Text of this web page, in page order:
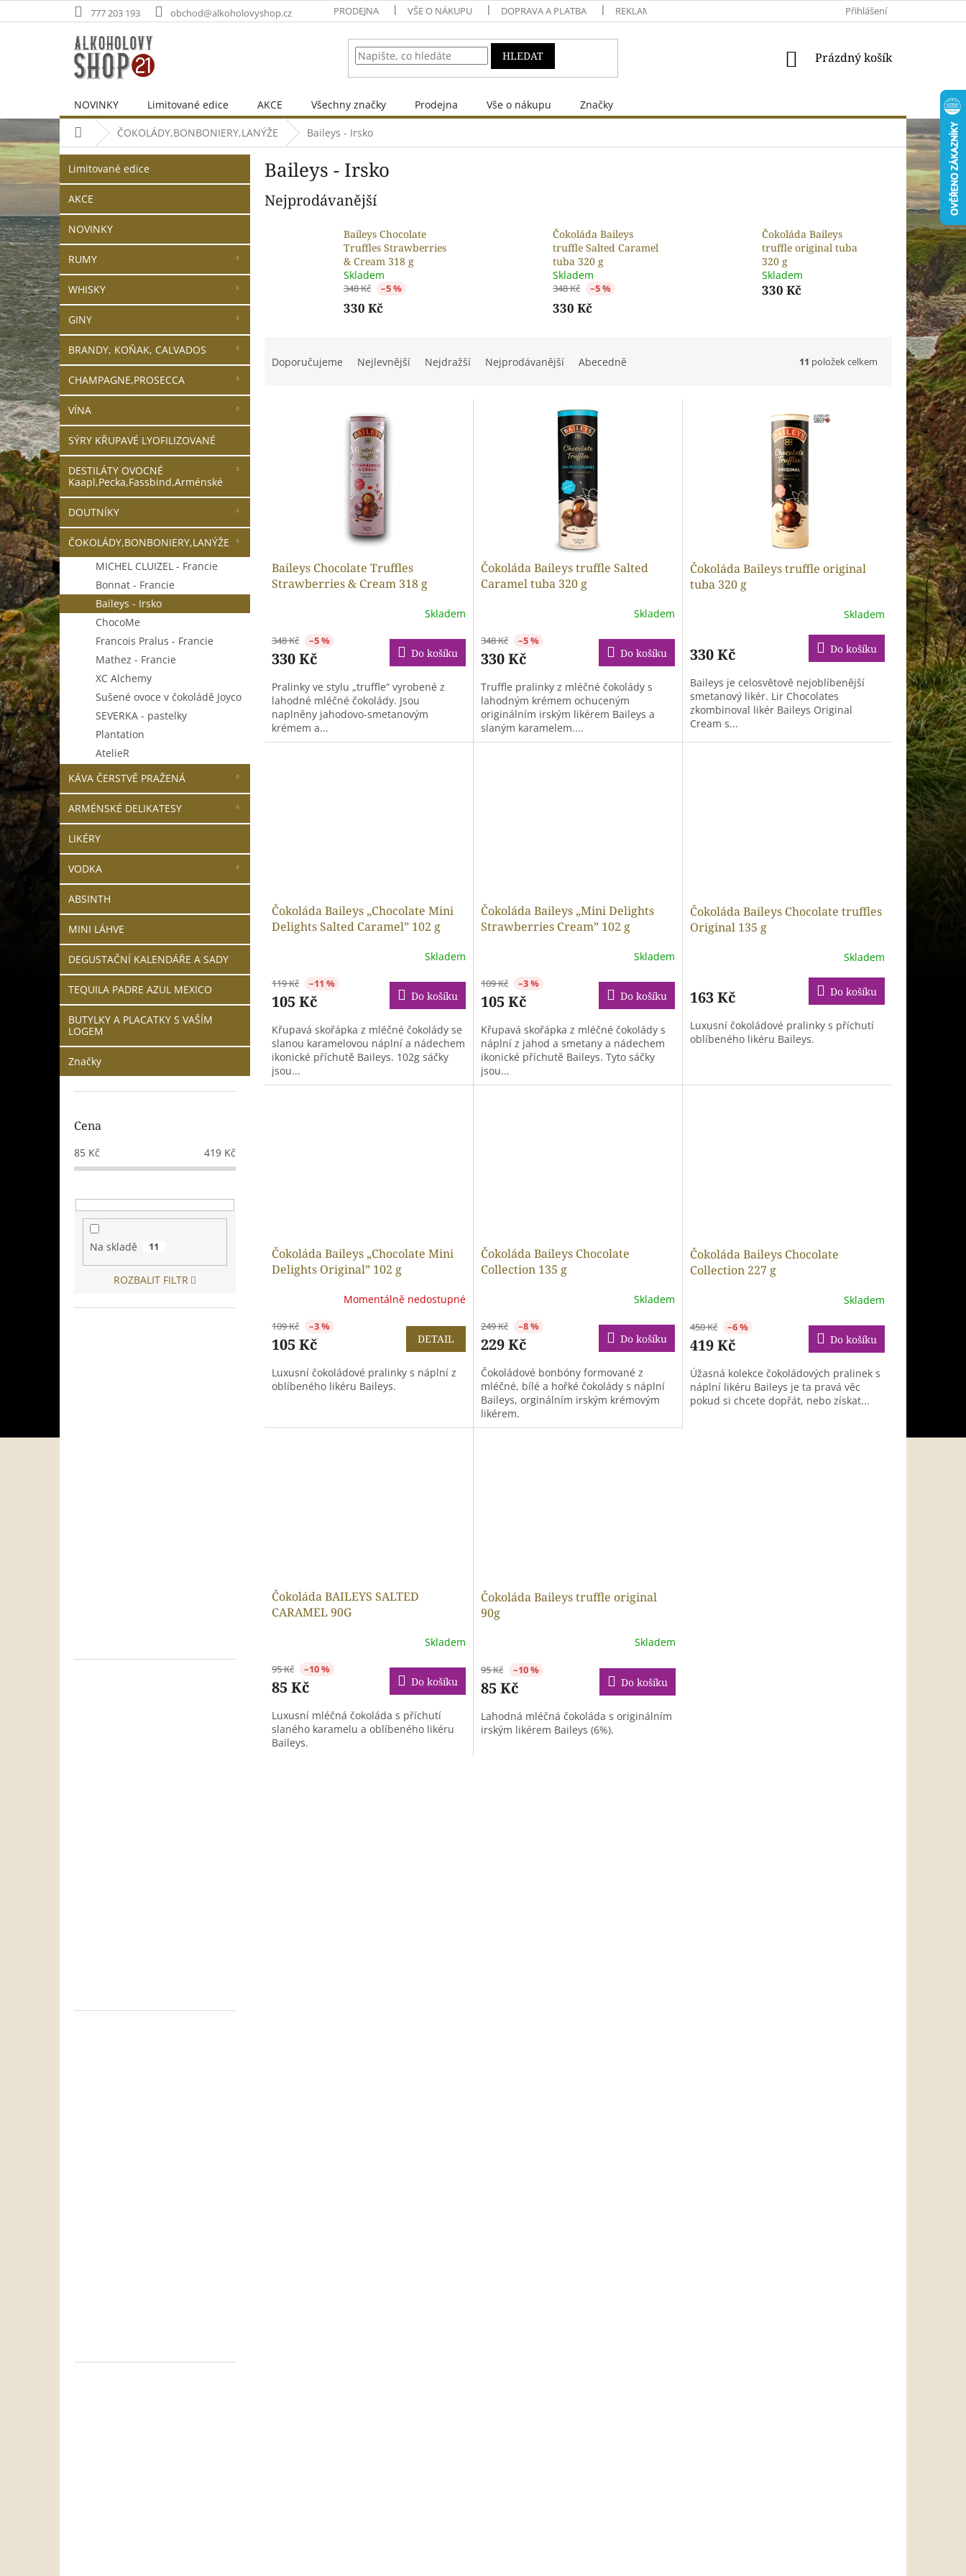
na
777 203 193 obchod@alkoholovyshop.cz PRODEJNA VŠE O NÁKUPU DOPRAVA A PLATBA REKLAMACE A VRÁCENÍ VŠEOBECNÉ OBCHODNÍ
Přihlášení
HLEDAT
NÁKUPNÍ
Prázdný košík
NOVINKY Limitované edice AKCE Všechny značky Prodejna Vše o nákupu Značky
Domů ČOKOLÁDY,BONBONIERY,LANÝŽE Baileys - Irsko
P
o
s
r
a
n
n
í
p
a
n
e
l
kategorie
Limitované edice
AKCE
NOVINKY
RUMY
WHISKY
GINY
BRANDY, KOŇAK, CALVADOS
CHAMPAGNE,PROSECCA
VÍNA
SÝRY KŘUPAVÉ LYOFILIZOVANÉ
DESTILÁTY OVOCNÉ
Kaapl,Pecka,Fassbind,Arménské
DOUTNÍKY
ČOKOLÁDY,BONBONIERY,LANÝŽE
MICHEL CLUIZEL - Francie
Bonnat - Francie
Baileys - Irsko
ChocoMe
Francois Pralus - Francie
Mathez - Francie
XC Alchemy
Sušené ovoce v čokoládě Joyco
SEVERKA - pastelky
Plantation
AtelieR
KÁVA ČERSTVĚ PRAŽENÁ
ARMÉNSKÉ DELIKATESY
LIKÉRY
VODKA
ABSINTH
MINI LÁHVE
DEGUSTAČNÍ KALENDÁŘE A SADY
TEQUILA PADRE AZUL MEXICO
BUTYLKY A PLACATKY S VAŠÍM
LOGEM
Značky
Cena
85 Kč 419 Kč
Na skladě 11
ROZBALIT FILTR
Baileys - Irsko
Nejprodávanější
Baileys Chocolate
Truffles Strawberries
& Cream 318 g
Skladem
348 Kč –5 %
330 Kč
Čokoláda Baileys
truffle Salted Caramel
tuba 320 g
Skladem
348 Kč –5 %
330 Kč
Čokoláda Baileys
truffle original tuba
320 g
Skladem
330 Kč
Doporučujeme Nejlevnější Nejdražší Nejprodávanější Abecedně 11 položek celkem
kBaileys Chocolate Truffles
Strawberries & Cream 318 g
Skladem
348 Kč –5 %
330 Kč Do košíku
Pralinky ve stylu „truffle“ vyrobené z
lahodné mléčné čokolády. Jsou
naplněny jahodovo-smetanovým
krémem a...
Čokoláda Baileys truffle Salted
Caramel tuba 320 g
Skladem
348 Kč –5 %
330 Kč Do košíku
Truffle pralinky z mléčné čokolády s
lahodným krémem ochuceným
originálním irským likérem Baileys a
slaným karamelem....
Čokoláda Baileys truffle original
tuba 320 g
Skladem
330 Kč Do košíku
Baileys je celosvětově nejoblíbenější
smetanový likér. Lir Chocolates
zkombinoval likér Baileys Original
Cream s...
Čokoláda Baileys „Chocolate Mini
Delights Salted Caramel” 102 g
Skladem
119 Kč –11 %
105 Kč Do košíku
Křupavá skořápka z mléčné čokolády se
slanou karamelovou náplní a nádechem
ikonické příchutě Baileys. 102g sáčky
jsou...
Čokoláda Baileys „Mini Delights
Strawberries Cream” 102 g
Skladem
109 Kč –3 %
105 Kč Do košíku
Křupavá skořápka z mléčné čokolády s
náplní z jahod a smetany a nádechem
ikonické příchutě Baileys. Tyto sáčky
jsou...
Čokoláda Baileys Chocolate truffles
Original 135 g
Skladem
163 Kč Do košíku
Luxusní čokoládové pralinky s příchutí
oblíbeného likéru Baileys.
Čokoláda Baileys „Chocolate Mini
Delights Original” 102 g
Momentálně nedostupné
109 Kč –3 %
105 Kč DETAIL
Luxusní čokoládové pralinky s náplní z
oblíbeného likéru Baileys.
Čokoláda Baileys Chocolate
Collection 135 g
Skladem
249 Kč –8 %
229 Kč Do košíku
Čokoládové bonbóny formované z
mléčné, bílé a hořké čokolády s náplní
Baileys, orginálním irským krémovým
likérem.
Čokoláda Baileys Chocolate
Collection 227 g
Skladem
450 Kč –6 %
419 Kč Do košíku
Úžasná kolekce čokoládových pralinek s
náplní likéru Baileys je ta pravá věc
pokud si chcete dopřát, nebo získat...
Čokoláda BAILEYS SALTED
CARAMEL 90G
Skladem
95 Kč –10 %
85 Kč Do košíku
Luxusní mléčná čokoláda s příchutí
slaného karamelu a oblíbeného likéru
Baileys.
Čokoláda Baileys truffle original
90g
Skladem
95 Kč –10 %
85 Kč Do košíku
Lahodná mléčná čokoláda s originálním
irským likérem Baileys (6%).